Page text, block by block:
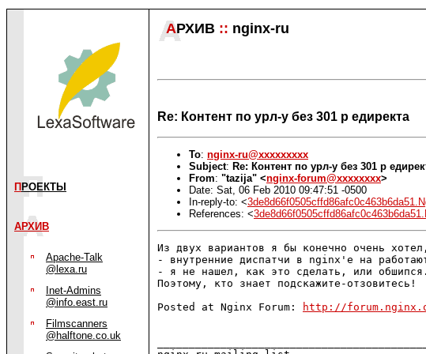
П РОЕКТЫ
АРХИВ
Apache-Talk
@lexa.ru
Inet-Admins
@info.east.ru
Filmscanners
@halftone.co.uk
АРХИВ :: nginx-ru
Re: Контент по урл-у без 301 р едиректа
To: nginx-ru@xxxxxxxxx
Subject: Re: Контент по урл-у без 301 р
From: "tazija" <nginx-forum@xxxxxxxx>
Date: Sat, 06 Feb 2010 09:47:51 -0500
In-reply-to: <
References: <
Из двух вариантов я бы конечно очень
- внутренние диспатчи в nginx'e на
- я не нашел, как это сделать, или обшипся.
Поэтому, кто знает подскажите-отзовитесь!
Posted at Nginx Forum:
http://